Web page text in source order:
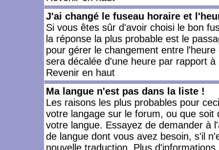
J'ai changé le fuseau horaire et
Si vous êtes sûr d'avoir choisi le bon
la réponse la plus probable est le
pour gérer le changement entre
sera décalée d'une heure par rapport à
Revenir en haut
Ma langue n'est pas dans la liste !
Les raisons les plus probables pour
votre langage sur le forum, ou que
votre langue. Essayez de demander à
de langue dont vous avez besoin, s'il
nouvelle traduction. Plus